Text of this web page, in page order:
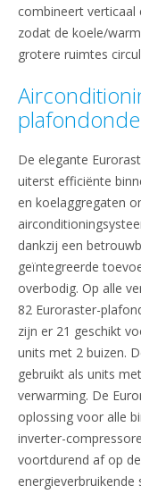
combineert
zodat de koele/
grotere ruimtes
De elegante
uiterst efficiënte
en koelaggregaten
dankzij een
geïntegreerde
overbodig. Op alle
82 Euroraster-
zijn er 21 geschikt
units met 2 buizen.
gebruikt als units
verwarming. De
oplossing voor alle
inverter-
voortdurend af op